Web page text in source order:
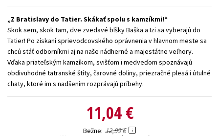
Učebnice
Umenie a kultúra
Výchova a pedagogika
Young adult
Young adult (SK)
Zdravie a životný štýl
Všetky tituly
Z Bratislavy do Tatier. Skákať spolu s kamzíkmi!
Skok sem, skok tam, dve zvedavé blšky Baška a Izi sa vyberajú do
Tatier! Po získaní sprievodcovského oprávnenia v hlavnom meste sa
chcú stáť odborníkmi aj na naše nádherné a majestátne veľhory.
Vďaka priateľským kamzíkom, svišťom i medveďom spoznávajú
obdivuhodné tatranské štíty, čarovné doliny, priezračné plesá i útulné
chaty, ktoré im s nadšením rozprávajú príbehy.
11,04 €
Bežne 12,99 €